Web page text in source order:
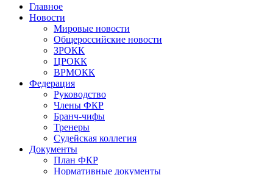
Главное
Новости
Мировые новости
Общероссийские новости
ЗРОКК
ЦРОКК
ВРМОКК
Федерация
Руководство
Члены ФКР
Бранч-чифы
Тренеры
Судейская коллегия
Документы
План ФКР
Нормативные документы